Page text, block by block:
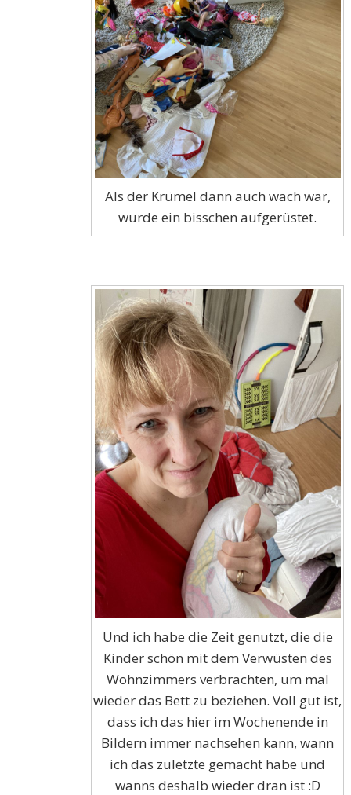
Als der Krümel dann auch wach war,
wurde ein bisschen aufgerüstet.
Und ich habe die Zeit genutzt, die die
Kinder schön mit dem Verwüsten des
Wohnzimmers verbrachten, um mal
wieder das Bett zu beziehen. Voll gut ist,
dass ich das hier im Wochenende in
Bildern immer nachsehen kann, wann
ich das zuletzte gemacht habe und
wanns deshalb wieder dran ist :D